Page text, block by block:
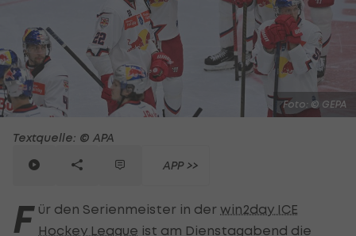
Foto: © GEPA
Textquelle: © APA
APP >>
F ür den Serienmeister in der win2day ICE
Hockey League ist am Dienstagabend die